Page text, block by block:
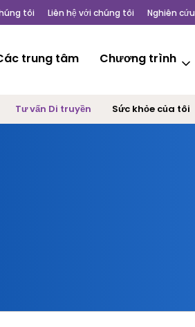
tôi Liên hệ với chúng tôi Nghiên cứu
trung tâm Chương trình
Tư vấn Di truyền Sức khỏe của tôi